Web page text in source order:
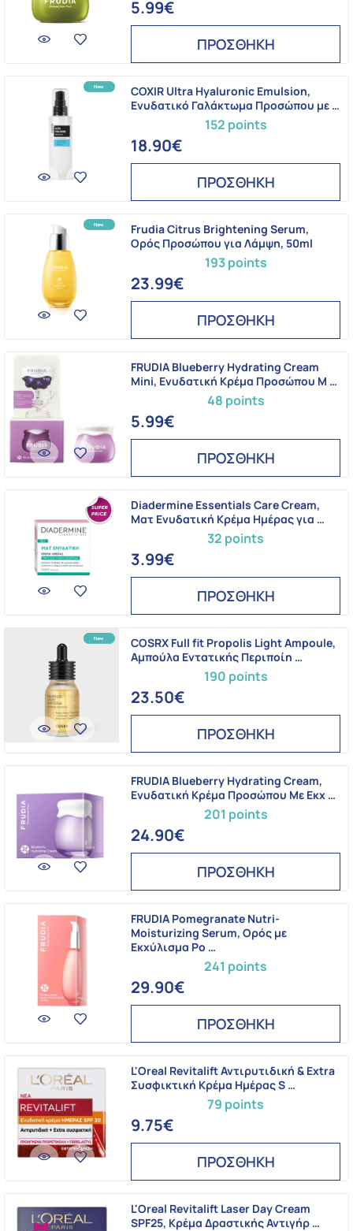
5.99€
ΠΡΟΣΘΗΚΗ
152 points
COXIR Ultra Hyaluronic Emulsion,
Ενυδατικό Γαλάκτωμα Προσώπου με …
18.90€
ΠΡΟΣΘΗΚΗ
193 points
Frudia Citrus Brightening Serum,
Oρός Προσώπου για Λάμψη, 50ml
23.99€
ΠΡΟΣΘΗΚΗ
48 points
FRUDIA Blueberry Hydrating Cream
Mini, Eνυδατική Kρέμα Προσώπου Μ …
5.99€
ΠΡΟΣΘΗΚΗ
32 points
Diadermine Essentials Care Cream,
Ματ Ενυδατική Κρέμα Ημέρας για …
3.99€
ΠΡΟΣΘΗΚΗ
190 points
COSRX Full fit Propolis Light Ampoule,
Αμπούλα Εντατικής Περιποίη …
23.50€
ΠΡΟΣΘΗΚΗ
201 points
FRUDIA Blueberry Hydrating Cream,
Eνυδατική Kρέμα Προσώπου Με Εκχ …
24.90€
ΠΡΟΣΘΗΚΗ
241 points
FRUDIA Pomegranate Nutri-
Moisturizing Serum, Oρός με
Εκχύλισμα Ρο …
29.90€
ΠΡΟΣΘΗΚΗ
79 points
L'Oreal Revitalift Αντιρυτιδική & Extra
Συσφικτική Κρέμα Ημέρας S …
9.75€
ΠΡΟΣΘΗΚΗ
L'Oreal Revitalift Laser Day Cream
SPF25, Κρέμα Δραστικής Αντιγήρ …